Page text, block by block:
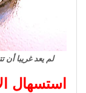
لم يعد غريبا أن
استسهال